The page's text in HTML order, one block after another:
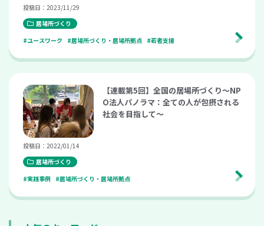
投稿日：2023/11/29
居場所づくり
#ユースワーク
#居場所づくり・居場所拠点 #若者支援
【連載第5回】全国の居場所づくり～NP
O法人パノラマ：全ての人が包摂される
社会を目指して～
投稿日：2022/01/14
居場所づくり
#実践事例
#居場所づくり・居場所拠点